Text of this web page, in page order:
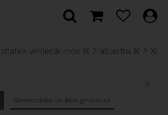
vindecă- mov > albastru > XL
Generozitatea vindecă- gri cenușă